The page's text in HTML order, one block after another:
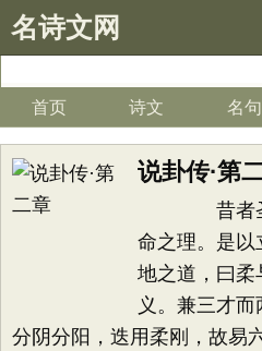
名诗文网
首页 诗文 名句
说卦传·第
昔者圣人
命之理。是以
地之道，曰柔
义。兼三才而
分阴分阳，迭用柔刚，故易